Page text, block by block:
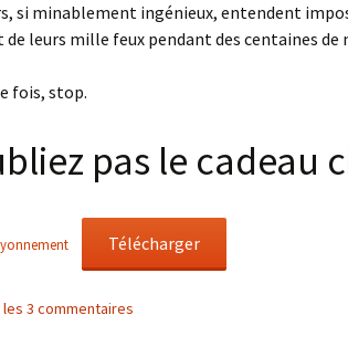
si minablement ingénieux, entendent
leurs mille feux pendant des centaines de
fois, stop.
pas le cadeau
Télécharger
3 commentaires